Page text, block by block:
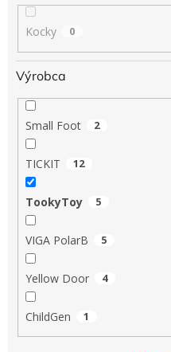
Kocky 0
Výrobca
Small Foot 2
TICKIT 12
TookyToy 5
VIGA PolarB 5
Yellow Door 4
ChildGen 1